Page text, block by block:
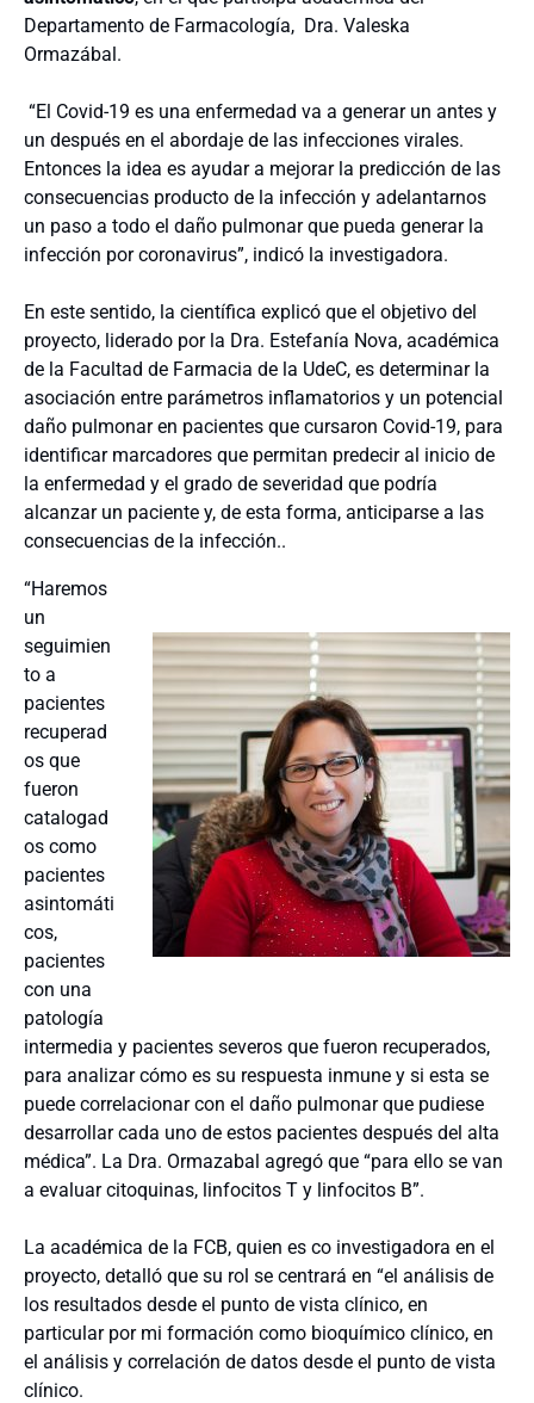
Departamento de Farmacología, Dra. Valeska
Ormazábal.
“El Covid-19 es una enfermedad va a generar un antes y
un después en el abordaje de las infecciones virales.
Entonces la idea es ayudar a mejorar la predicción de las
consecuencias producto de la infección y adelantarnos
un paso a todo el daño pulmonar que pueda generar la
infección por coronavirus”, indicó la investigadora.
En este sentido, la científica explicó que el objetivo del
proyecto, liderado por la Dra. Estefanía Nova, académica
de la Facultad de Farmacia de la UdeC, es determinar la
asociación entre parámetros inflamatorios y un potencial
daño pulmonar en pacientes que cursaron Covid-19, para
identificar marcadores que permitan predecir al inicio de
la enfermedad y el grado de severidad que podría
alcanzar un paciente y, de esta forma, anticiparse a las
consecuencias de la infección..
“Haremos
un
seguimien
to a
pacientes
recuperad
os que
fueron
catalogad
os como
pacientes
asintomáti
cos,
pacientes
con una
patología
intermedia y pacientes severos que fueron recuperados,
para analizar cómo es su respuesta inmune y si esta se
puede correlacionar con el daño pulmonar que pudiese
desarrollar cada uno de estos pacientes después del alta
médica”. La Dra. Ormazabal agregó que “para ello se van
a evaluar citoquinas, linfocitos T y linfocitos B”.
La académica de la FCB, quien es co investigadora en el
proyecto, detalló que su rol se centrará en “el análisis de
los resultados desde el punto de vista clínico, en
particular por mi formación como bioquímico clínico, en
el análisis y correlación de datos desde el punto de vista
clínico.